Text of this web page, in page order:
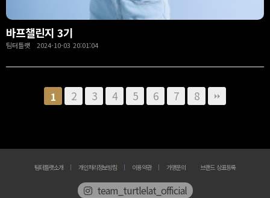
바프챌린지 3기
팀터틀랫 2024-10-03 20:01:04
1 2 3 4 5 6 7 8
팀터틀랫소개 개인처리정보방침 이용약관 가맹문의 브랜드 상표등록
team_turtlelat_official